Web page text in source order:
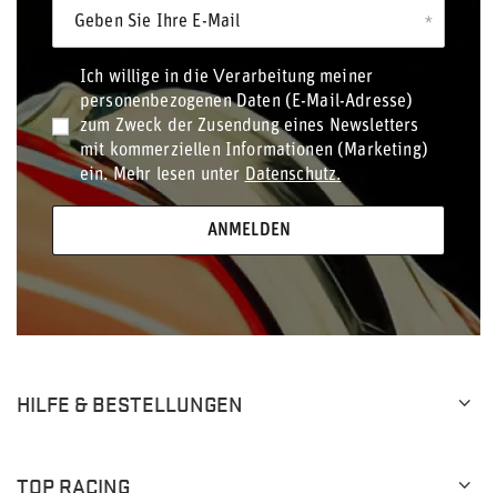
Geben Sie Ihre E-Mail
Ich willige in die Verarbeitung meiner
personenbezogenen Daten (E-Mail-Adresse)
zum Zweck der Zusendung eines Newsletters
mit kommerziellen Informationen (Marketing)
ein. Mehr lesen unter Datenschutz.
ANMELDEN
HILFE & BESTELLUNGEN
TOP RACING